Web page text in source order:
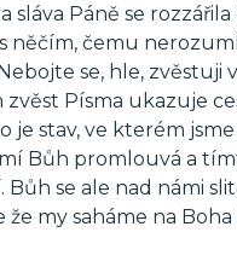
sláva Páně se
něčím, čemu
se, hle,
Písma ukazuje
je stav, ve kterém
Bůh promlouvá a
se ale nad námi
my saháme na